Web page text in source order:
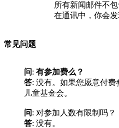
所有新闻邮件不包
在通讯中，你会发
常见问题
问: 有参加费么？
答: 没有。如果您愿意付
儿童基金会。
问: 对参加人数有限制吗？
答: 没有。